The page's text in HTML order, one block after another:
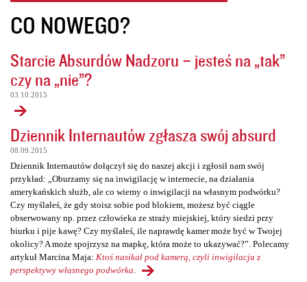
CO NOWEGO?
Starcie Absurdów Nadzoru – jesteś na „tak”
czy na „nie”?
03.10.2015
Dziennik Internautów zgłasza swój absurd
08.09.2015
Dziennik Internautów dołączył się do naszej akcji i zgłosił nam swój
przykład: „Oburzamy się na inwigilację w internecie, na działania
amerykańskich służb, ale co wiemy o inwigilacji na własnym podwórku?
Czy myślałeś, że gdy stoisz sobie pod blokiem, możesz być ciągle
obserwowany np. przez człowieka ze straży miejskiej, który siedzi przy
biurku i pije kawę? Czy myślałeś, ile naprawdę kamer może być w Twojej
okolicy? A może spojrzysz na mapkę, która może to ukazywać?”. Polecamy
artykuł Marcina Maja: Ktoś nasikał pod kamerą, czyli inwigilacja z
perspektywy własnego podwórka